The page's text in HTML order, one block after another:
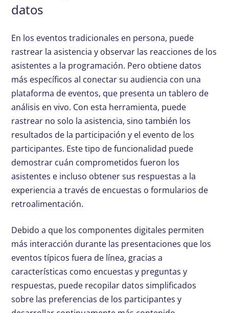
datos
En los eventos tradicionales en persona, puede
rastrear la asistencia y observar las reacciones de los
asistentes a la programación. Pero obtiene datos
más específicos al conectar su audiencia con una
plataforma de eventos, que presenta un tablero de
análisis en vivo. Con esta herramienta, puede
rastrear no solo la asistencia, sino también los
resultados de la participación y el evento de los
participantes. Este tipo de funcionalidad puede
demostrar cuán comprometidos fueron los
asistentes e incluso obtener sus respuestas a la
experiencia a través de encuestas o formularios de
retroalimentación.
Debido a que los componentes digitales permiten
más interacción durante las presentaciones que los
eventos típicos fuera de línea, gracias a
características como encuestas y preguntas y
respuestas, puede recopilar datos simplificados
sobre las preferencias de los participantes y